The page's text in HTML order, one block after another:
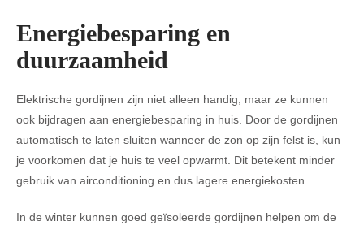
Energiebesparing en
duurzaamheid
Elektrische gordijnen zijn niet alleen handig, maar ze kunnen
ook bijdragen aan energiebesparing in huis. Door de gordijnen
automatisch te laten sluiten wanneer de zon op zijn felst is, kun
je voorkomen dat je huis te veel opwarmt. Dit betekent minder
gebruik van airconditioning en dus lagere energiekosten.
In de winter kunnen goed geïsoleerde gordijnen helpen om de